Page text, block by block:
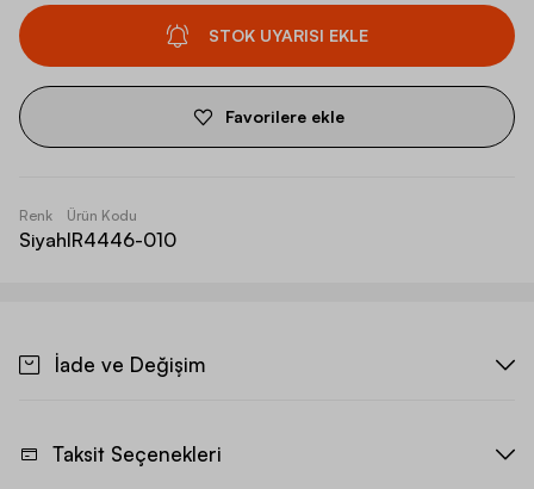
STOK UYARISI EKLE
Favorilere ekle
Renk
Siyah
Ürün Kodu
IR4446-010
İade ve Değişim
Taksit Seçenekleri